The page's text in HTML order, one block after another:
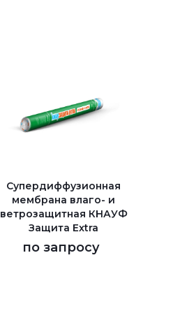
Супердиффузионная
мембрана влаго- и
ветрозащитная КНАУФ
Защита Extra
по запросу